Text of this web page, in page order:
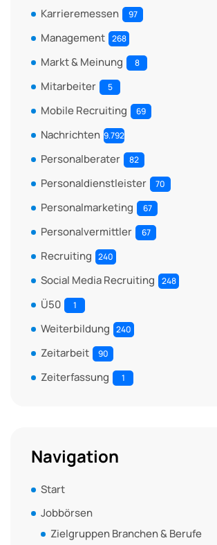
Karrieremessen 97
Management 268
Markt & Meinung 8
Mitarbeiter 5
Mobile Recruiting 69
Nachrichten 9.792
Personalberater 82
Personaldienstleister 70
Personalmarketing 67
Personalvermittler 67
Recruiting 240
Social Media Recruiting 248
Ü50 1
Weiterbildung 240
Zeitarbeit 90
Zeiterfassung 1
Navigation
Start
Jobbörsen
Zielgruppen Branchen & Berufe